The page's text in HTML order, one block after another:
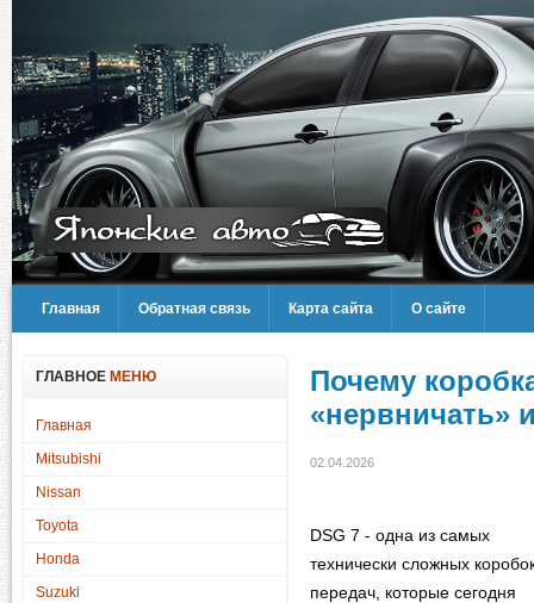
Главная Обратная связь Карта сайта О сайте
ГЛАВНОЕ МЕНЮ
Главная
Mitsubishi
Nissan
Toyota
Honda
Suzuki
Почему
«нервничать»
02.04.2026
DSG 7 - одна из самых
технически сложных
передач, которые сегодня